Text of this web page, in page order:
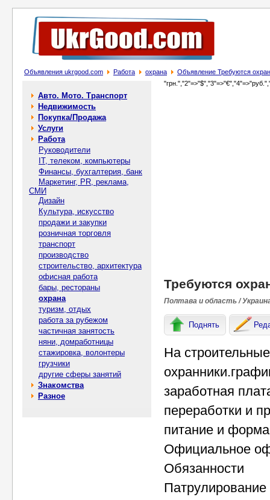
Объявления ukrgood.com Работа охрана Объявление Требуются
Авто. Мото. Транспорт
Недвижимость
Покупка/Продажа
Услуги
Работа
Руководители
IT, телеком, компьютеры
Финансы, бухгалтерия, банк
Маркетинг, PR, реклама,
СМИ
Дизайн
Культура, искусство
продажи и закупки
розничная торговля
транспорт
производство
строительство, архитектура
офисная работа
бары, рестораны
охрана
туризм, отдых
работа за рубежом
частичная занятость
няни, домработницы
стажировка, волонтеры
грузчики
другие сферы занятий
Знакомства
Разное
Требуются
Полтава и область /
Поднять
На
заработная
переработки и
питание и
Официальное
Обязанности
Патрулирование